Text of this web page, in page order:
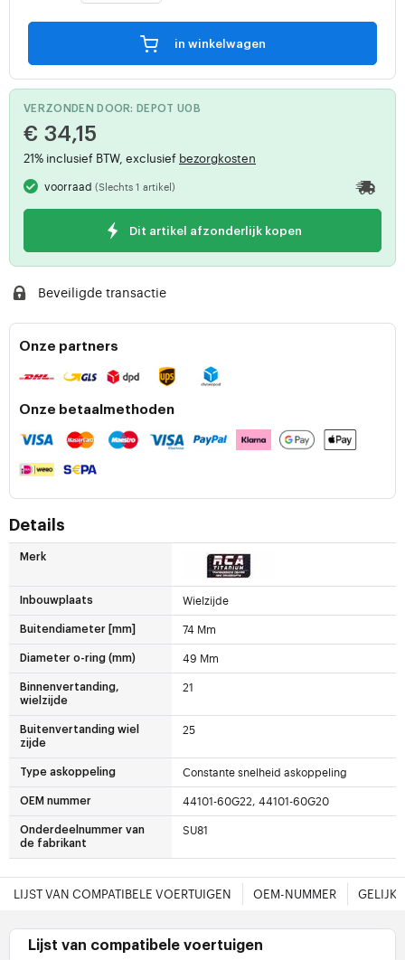
in winkelwagen
VERZONDEN DOOR: DEPOT U0B
€ 34,15
21% inclusief BTW, exclusief bezorgkosten
voorraad(Slechts 1 artikel)
Dit artikel afzonderlijk kopen
Beveiligde transactie
Onze partners
Onze betaalmethoden
Details
Merk
Inbouwplaats Wielzijde
Buitendiameter [mm] 74 Mm
Diameter o-ring (mm) 49 Mm
Binnenvertanding,
wielzijde
21
Buitenvertanding wiel
zijde
25
Type askoppeling Constante snelheid askoppeling
OEM nummer 44101-60G22, 44101-60G20
Onderdeelnummer van
de fabrikant
SU81
LIJST VAN COMPATIBELE VOERTUIGEN OEM-NUMMER
Lijst van compatibele voertuigen